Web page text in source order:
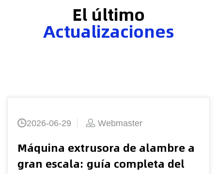
El último
Actualizaciones